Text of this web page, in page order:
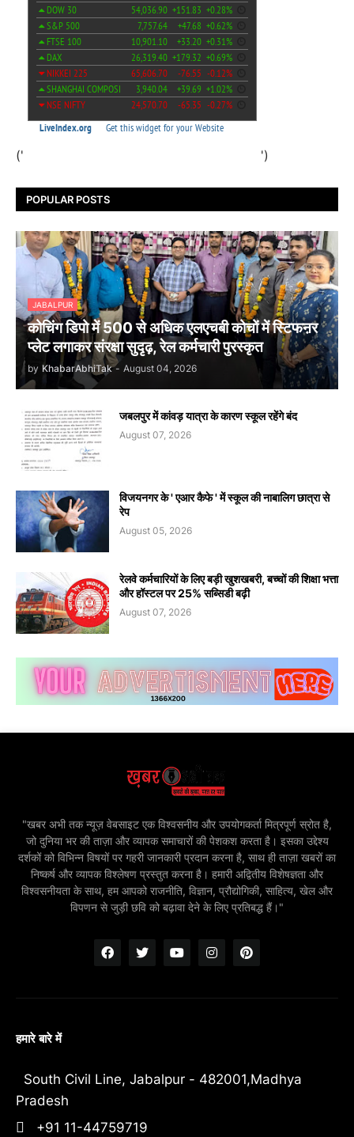
(' ')
POPULAR POSTS
JABALPUR
कोचिंग डिपो में 500 से अधिक एलएचबी कोचों में स्टिफऩर
प्लेट लगाकर संरक्षा सुदृढ़, रेल कर्मचारी पुरस्कृत
by KhabarAbhiTak - August 04, 2026
जबलपुर में कांवड़ यात्रा के कारण स्कूल रहेंगे बंद
August 07, 2026
विजयनगर के ' एआर कैफे ' में स्कूल की नाबालिग छात्रा से
रेप
August 05, 2026
रेलवे कर्मचारियों के लिए बड़ी खुशखबरी, बच्चों की शिक्षा भत्ता
और हॉस्टल पर 25% सब्सिडी बढ़ी
August 07, 2026
"खबर अभी तक न्यूज़ वेबसाइट एक विश्वसनीय और उपयोगकर्ता मित्रपूर्ण स्रोत है,
जो दुनिया भर की ताज़ा और व्यापक समाचारों की पेशकश करता है। इसका उद्देश्य
दर्शकों को विभिन्न विषयों पर गहरी जानकारी प्रदान करना है, साथ ही ताज़ा खबरों का
निष्कर्ष और व्यापक विश्लेषण प्रस्तुत करना है। हमारी अद्वितीय विशेषज्ञता और
विश्वसनीयता के साथ, हम आपको राजनीति, विज्ञान, प्रौद्योगिकी, साहित्य, खेल और
विपणन से जुड़ी छवि को बढ़ावा देने के लिए प्रतिबद्ध हैं।"
हमारे बारे में
South Civil Line, Jabalpur - 482001,Madhya
Pradesh
+91 11-44759719